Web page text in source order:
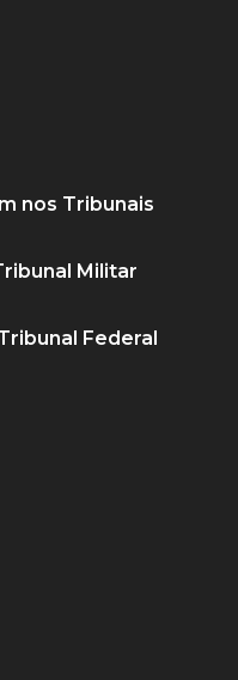
nos Tribunais
Militar
Federal